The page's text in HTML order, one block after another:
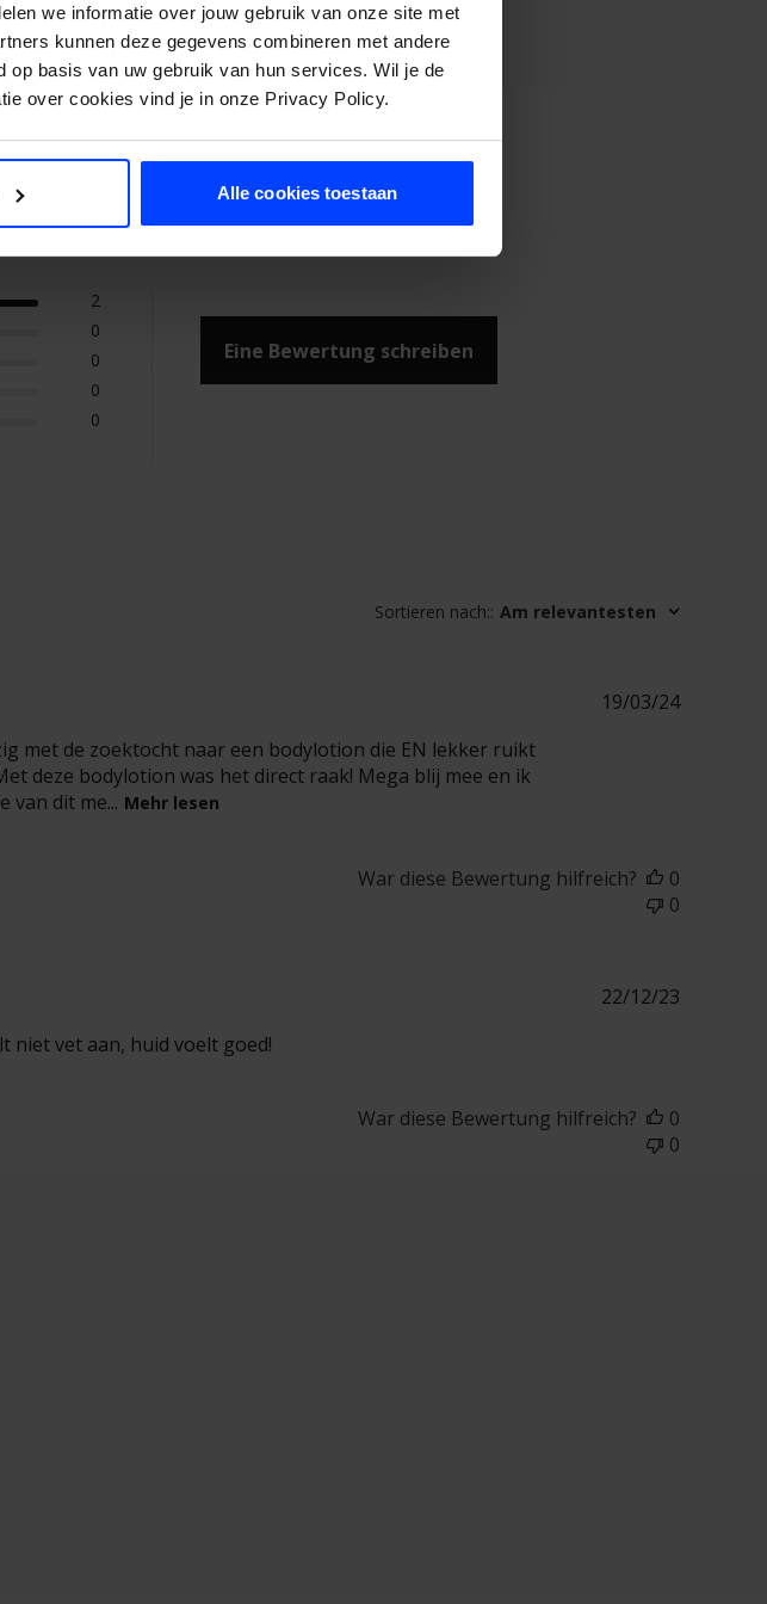
we informatie over jouw gebruik van onze site met
kunnen deze gegevens combineren met andere
basis van uw gebruik van hun services. Wil je de
over cookies vind je in onze Privacy Policy.
Alle cookies toestaan
2
0
0
0
0
Eine Bewertung schreiben
Sortieren nach:: Am relevantesten
met de zoektocht naar een bodylotion die EN lekker ruikt
deze bodylotion was het direct raak! Mega blij mee en ik
van dit me... Mehr lesen
19/03/24
War diese Bewertung hilfreich?
0
0
niet vet aan, huid voelt goed!
22/12/23
War diese Bewertung hilfreich?
0
0
€25,95
Bekijk product details
Wähle eine Menge aus
300 ml